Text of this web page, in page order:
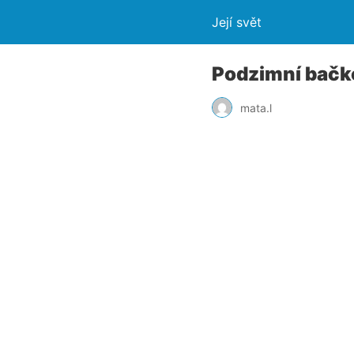
Její svět
Podzimní
mata.l